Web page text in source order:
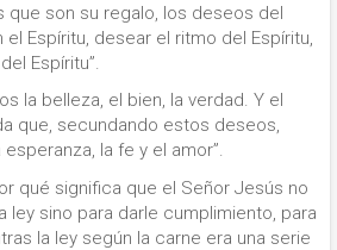
son su regalo, los deseos del
el Espíritu, desear el ritmo del Espíritu,
Espíritu”.
la belleza, el bien, la verdad. Y el
que, secundando estos deseos,
la fe y el amor”.
qué significa que el Señor Jesús no
ley sino para darle cumplimiento, para
la ley según la carne era una serie